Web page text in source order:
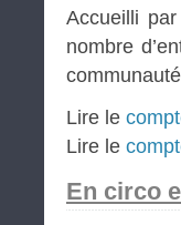
Accueilli
nombre
Lire le
Lire le
En circo